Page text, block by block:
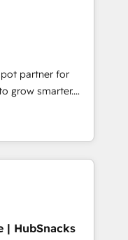
Marketplace
Hubs • AI voice
and smart
integration •
• Website
integration: SAP,
•
• Custom
AI + HubSpot
partner for
grow smarter.
from
and
with great
modules,
content and
| HubSnacks